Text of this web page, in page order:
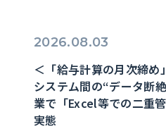
2026.08.03
＜「給与計算の月次締め
システム間の“データ断
業で「Excel等での二重
実態